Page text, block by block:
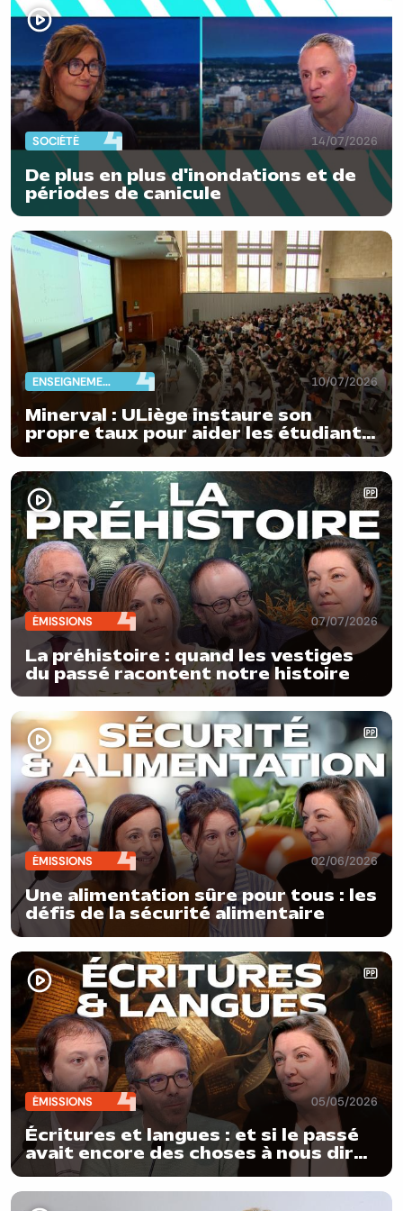
SOCIÉTÉ 14/07/2026
De plus en plus d'inondations et de
périodes de canicule
ENSEIGNEMENT 10/07/2026
Minerval : ULiège instaure son
propre taux pour aider les étudiants
en situation de précarité
ÉMISSIONS 07/07/2026
La préhistoire : quand les vestiges
du passé racontent notre histoire
ÉMISSIONS 02/06/2026
Une alimentation sûre pour tous : les
défis de la sécurité alimentaire
ÉMISSIONS 05/05/2026
Écritures et langues : et si le passé
avait encore des choses à nous dire
?